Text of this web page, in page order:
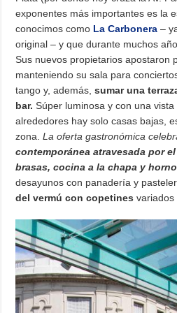
exponentes más importantes es la
conocimos como La Carbonera –
original – y que durante muchos
Sus nuevos propietarios apostaron
manteniendo su sala para
tango y, además,sumar una
bar. Súper luminosa y con una
alrededores hay solo casas bajas,
zona. La oferta gastronómica
contemporánea atravesada por
brasas, cocina a la chapa y
desayunos con panadería y
del vermú con copetinesvariados